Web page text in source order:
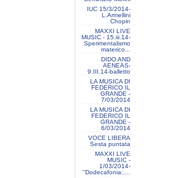
IUC 15/3/2014-
L.Armellini
Chopin
MAXXI LIVE
MUSIC - 15.iii.14-
Sperimentalismo
materico...
DIDO AND
AENEAS-
9.III.14-balletto
LA MUSICA DI
FEDERICO IL
GRANDE -
7/03/2014
LA MUSICA DI
FEDERICO IL
GRANDE -
6/03/2014
VOCE LIBERA
Sesta puntata
MAXXI LIVE
MUSIC -
1/03/2014-
"Dodecafonia:....